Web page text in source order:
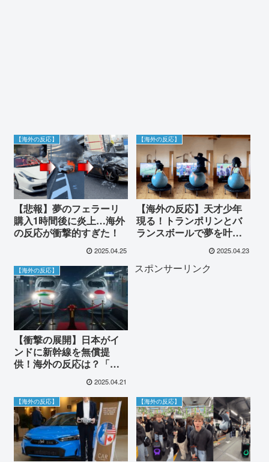
【海外の反応】
【悲報】夢のフェラーリ
購入1時間後に炎上…海外
の反応が衝撃的すぎた！
2025.04.25
【海外の反応】
【海外の反応】天才少年
現る！トランポリンとバ
ランスボールで夢を叶え
る驚きのジョッキー訓練
法に世界が感動！ 2025.04.23
【海外の反応】
【衝撃の展開】日本がイ
ンドに新幹線を無償提
供！海外の反応は？「タ
ダより怖いものはな
い…」「日本は永遠の親
友だ！」
2025.04.21
スポンサーリンク
【海外の反応】 【海外の反応】